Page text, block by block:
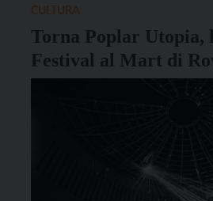
Torna Poplar Utopia,
Festival al Mart di